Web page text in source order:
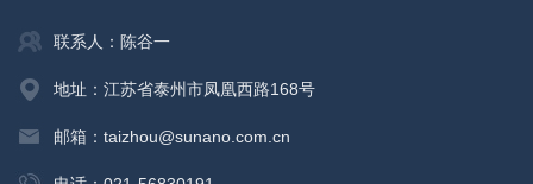
联系人：陈谷一
地址：江苏省泰州市凤凰西路168号
邮箱：taizhou@sunano.com.cn